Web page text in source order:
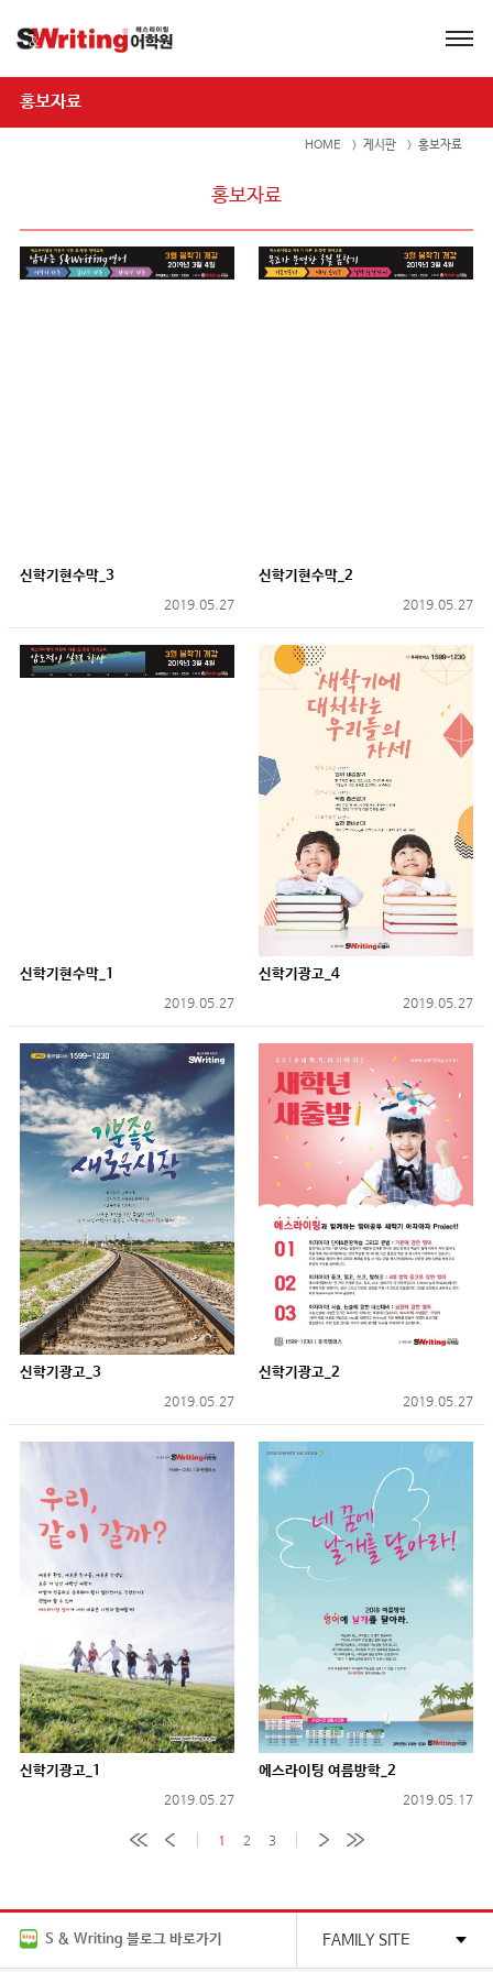
홍보자료
HOME 게시판 홍보자료
홍보자료
신학기현수막_3
2019.05.27
신학기현수막_2
2019.05.27
신학기현수막_1
2019.05.27
신학기광고_4
2019.05.27
신학기광고_3
2019.05.27
신학기광고_2
2019.05.27
신학기광고_1
2019.05.27
에스라이팅 여름방학_2
2019.05.17
1 2 3
S & Writing 블로그 바로가기 FAMILY SITE